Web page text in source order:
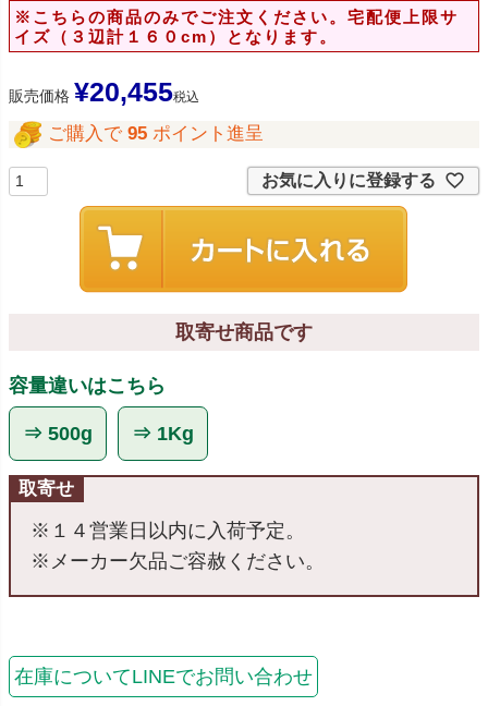
※こちらの商品のみでご注文ください。宅配便上限サ
イズ（３辺計１６０cm）となります。
販売価格 ¥20,455税込
ご購入で 95 ポイント進呈
お気に入りに登録する
取寄せ商品です
容量違いはこちら
⇒ 500g ⇒ 1Kg
取寄せ
※１４営業日以内に入荷予定。
※メーカー欠品ご容赦ください。
在庫についてLINEでお問い合わせ